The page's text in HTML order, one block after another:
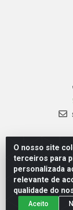
O nosso site
terceiros para
personalizada
relevante de
qualidade do
Aceito
Mercante
Feira de